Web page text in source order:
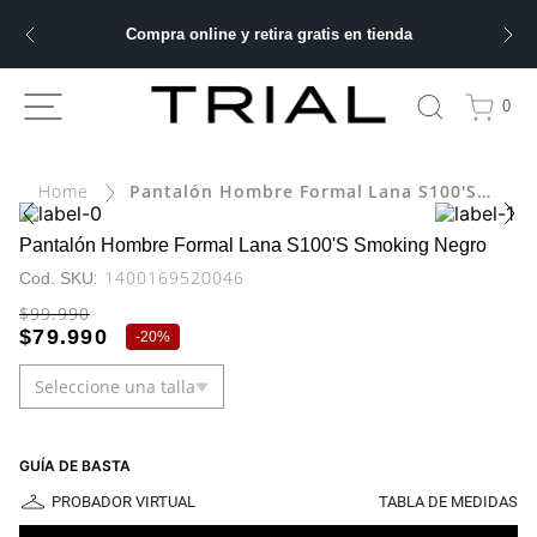
Compra online y retira gratis en tienda
0
Pantalón Hombre Formal Lana S100'S Smoking Negro
Pantalón Hombre Formal Lana S100'S Smoking Negro
: 1400169520046
$99.990
$79.990 -20%
Seleccione una talla
GUÍA DE BASTA
PROBADOR VIRTUAL
TABLA DE MEDIDAS
BUSCADOS